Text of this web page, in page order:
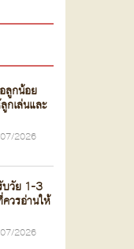
ลูกน้อย
เล่นและ
2026
บวัย 1-3
วรอ่านให้
2026